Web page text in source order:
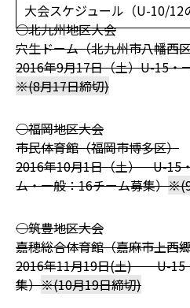
大会スケジュール（U-10/12
○北九州地区大会
穴生ドーム（北九州市八幡西
2016年9月17日（土）U-15・
※(8月17日締切)
○福岡地区大会
市民体育館（福岡市博多区）
2016年10月1日（土） U-15
ム・一般：16チーム募集）
○筑豊地区大会
嘉穂総合体育館（嘉麻市上西
2016年11月19日(土) U-15
集）※(10月19日締切)